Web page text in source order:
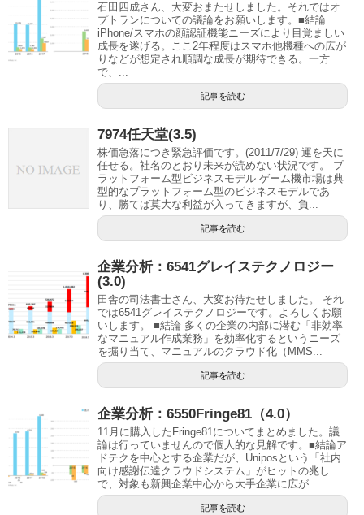
石田四成さん、大変おまたせしました。それではオ
プトランについての議論をお願いします。■結論
iPhone/スマホの顔認証機能ニーズにより目覚ましい
成長を遂げる。ここ2年程度はスマホ他機種への広が
りなどが想定され順調な成長が期待できる。一方
で、...
記事を読む
7974任天堂(3.5)
株価急落につき緊急評価です。(2011/7/29) 運を天に
任せる。社名のとおり未来が読めない状況です。 プ
ラットフォーム型ビジネスモデル ゲーム機市場は典
型的なプラットフォーム型のビジネスモデルであ
り、勝てば莫大な利益が入ってきますが、負...
記事を読む
企業分析：6541グレイステクノロジー
(3.0)
田舎の司法書士さん、大変お待たせしました。 それ
では6541グレイステクノロジーです。よろしくお願
いします。 ■結論 多くの企業の内部に潜む「非効率
なマニュアル作成業務」を効率化するというニーズ
を掘り当て、マニュアルのクラウド化（MMS...
記事を読む
企業分析：6550Fringe81（4.0）
11月に購入したFringe81についてまとめました。議
論は行っていませんので個人的な見解です。■結論ア
ドテクを中心とする企業だが、Uniposという「社内
向け感謝伝達クラウドシステム」がヒットの兆し
で、対象も新興企業中心から大手企業に広が...
記事を読む